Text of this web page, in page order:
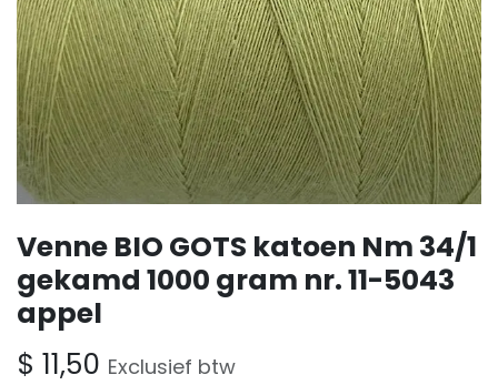
Venne BIO GOTS katoen Nm 34/1
gekamd 1000 gram nr. 11-5043
appel
$ 11,50 Exclusief btw